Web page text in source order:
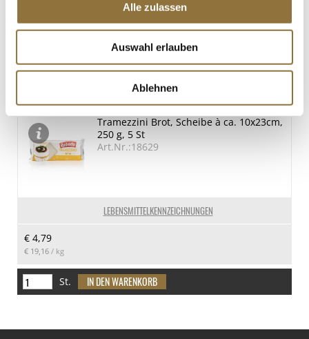
Alle zulassen
Auswahl erlauben
Ablehnen
LEBENSMITTELKENNZEICHNUNGEN
LEBENSMITTELKENNZEICHNUNGEN
Tramezzini Brot, Scheibe à ca. 10x23cm,
250 g, 5 St
Art.Nr.:18629
€ 4,79
€ 19,16 / kg
St.